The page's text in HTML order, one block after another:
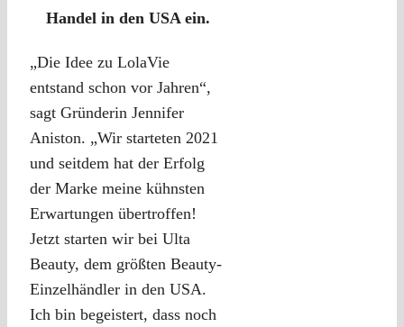
Handel in den USA ein.
„Die Idee zu LolaVie
entstand schon vor Jahren“,
sagt Gründerin Jennifer
Aniston. „Wir starteten 2021
und seitdem hat der Erfolg
der Marke meine kühnsten
Erwartungen übertroffen!
Jetzt starten wir bei Ulta
Beauty, dem größten Beauty-
Einzelhändler in den USA.
Ich bin begeistert, dass noch